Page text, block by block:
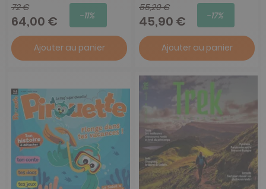
72 €
64,00 € -11%
Ajouter au panier
55,20 €
45,90 € -17%
Ajouter au panier